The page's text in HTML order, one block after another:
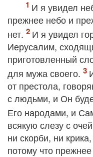
И я увидел
прежнее небо и
нет.
И я увидел
Иерусалим,
приготовленный
для мужа своего.
от престола,
с людьми, и Он
Его народами, и
всякую слезу с
ни скорби, ни
потому что